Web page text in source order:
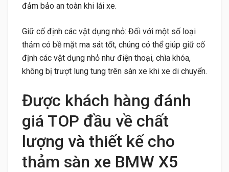
đảm bảo an toàn khi lái xe.
Giữ cố định các vật dụng nhỏ: Đối với một số loại
thảm có bề mặt ma sát tốt, chúng có thể giúp giữ cố
định các vật dụng nhỏ như điện thoại, chìa khóa,
không bị trượt lung tung trên sàn xe khi xe di chuyển.
Được khách hàng đánh
giá TOP đầu về chất
lượng và thiết kế cho
thảm sàn xe BMW X5